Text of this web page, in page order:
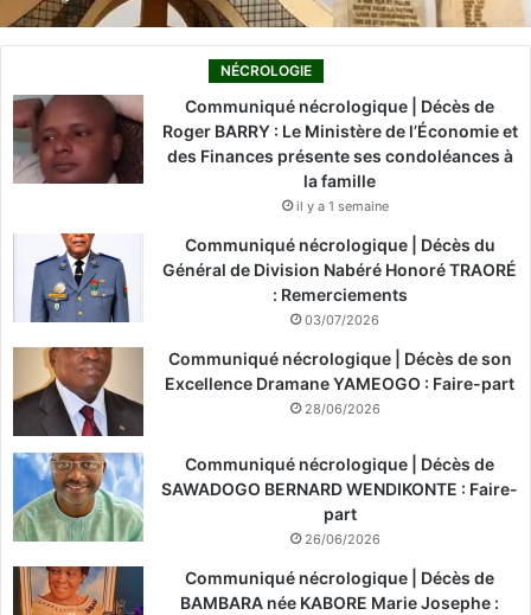
NÉCROLOGIE
Communiqué nécrologique | Décès de
Roger BARRY : Le Ministère de l’Économie et
des Finances présente ses condoléances à
la famille
il y a 1 semaine
Communiqué nécrologique | Décès du
Général de Division Nabéré Honoré TRAORÉ
: Remerciements
03/07/2026
Communiqué nécrologique | Décès de son
Excellence Dramane YAMEOGO : Faire-part
28/06/2026
Communiqué nécrologique | Décès de
SAWADOGO BERNARD WENDIKONTE : Faire-
part
26/06/2026
Communiqué nécrologique | Décès de
BAMBARA née KABORE Marie Josephe :